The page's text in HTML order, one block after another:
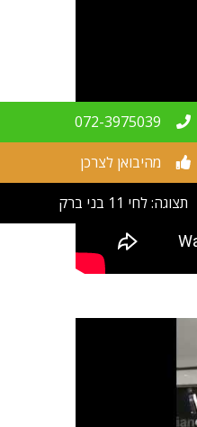
072-3975039
מהיבואן לצרכן
תצוגה: לחי 11 בני ברק